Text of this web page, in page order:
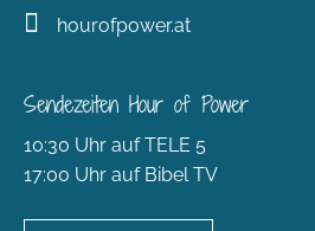
hourofpower.at
Sendezeiten Hour of Power
10:30 Uhr auf TELE 5
17:00 Uhr auf Bibel TV